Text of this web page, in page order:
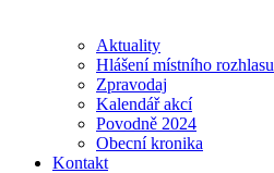
Aktuality
Hlášení místního rozhlasu
Zpravodaj
Kalendář akcí
Povodně 2024
Obecní kronika
Kontakt